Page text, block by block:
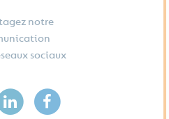
notre
sociaux